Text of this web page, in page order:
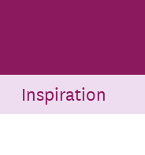
Inspiration